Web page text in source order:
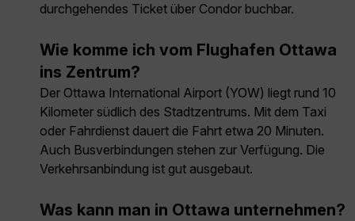
durchgehendes Ticket über Condor buchbar.
Wie komme ich vom Flughafen Ottawa
ins Zentrum?
Der Ottawa International Airport (YOW) liegt rund 10
Kilometer südlich des Stadtzentrums. Mit dem Taxi
oder Fahrdienst dauert die Fahrt etwa 20 Minuten.
Auch Busverbindungen stehen zur Verfügung. Die
Verkehrsanbindung ist gut ausgebaut.
Was kann man in Ottawa unternehmen?